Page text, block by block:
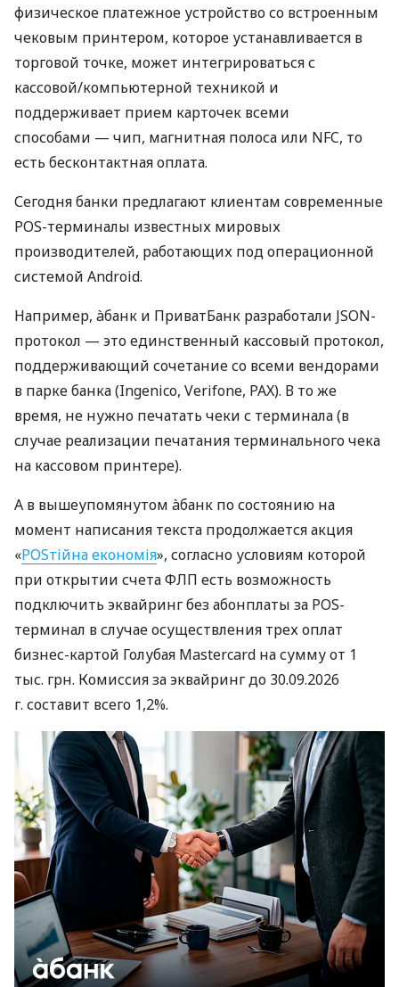
физическое платежное устройство со встроенным
чековым принтером, которое устанавливается в
торговой точке, может интегрироваться с
кассовой/компьютерной техникой и
поддерживает прием карточек всеми
способами — чип, магнитная полоса или NFC, то
есть бесконтактная оплата.
Сегодня банки предлагают клиентам современные
POS-терминалы известных мировых
производителей, работающих под операционной
системой Android.
Например, àбанк и ПриватБанк разработали JSON-
протокол — это единственный кассовый протокол,
поддерживающий сочетание со всеми вендорами
в парке банка (Ingenico, Verifone, PAX). В то же
время, не нужно печатать чеки с терминала (в
случае реализации печатания терминального чека
на кассовом принтере).
А в вышеупомянутом àбанк по состоянию на
момент написания текста продолжается акция
«POSтійна економія», согласно условиям которой
при открытии счета ФЛП есть возможность
подключить эквайринг без абонплаты за POS-
терминал в случае осуществления трех оплат
бизнес-картой Голубая Mastercard на сумму от 1
тыс. грн. Комиссия за эквайринг до 30.09.2026
г. составит всего 1,2%.